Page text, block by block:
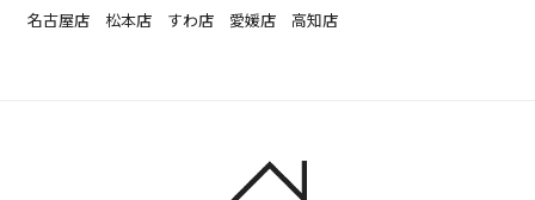
名古屋店
松本店 すわ店 愛媛店 高知店